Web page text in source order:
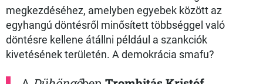
megkezdéséhez, amelyben egyebek között az
egyhangú döntésről minősített többséggel való
döntésre kellene átállni például a szankciók
kivetésének területén. A demokrácia smafu?